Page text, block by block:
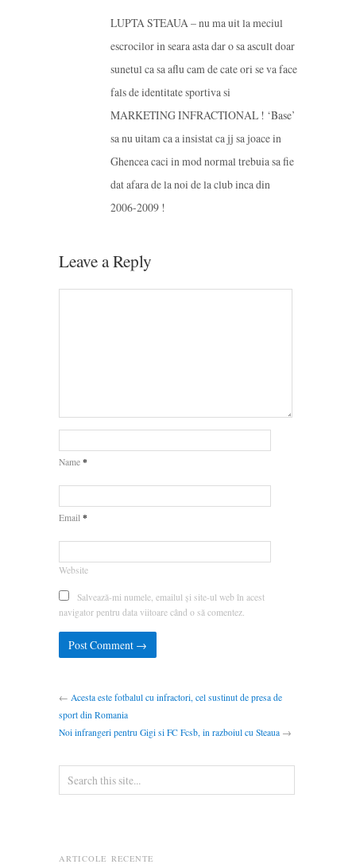
LUPTA STEAUA – nu ma uit la meciul
escrocilor in seara asta dar o sa ascult doar
sunetul ca sa aflu cam de cate ori se va face
fals de identitate sportiva si
MARKETING INFRACTIONAL ! ‘Base’
sa nu uitam ca a insistat ca jj sa joace in
Ghencea caci in mod normal trebuia sa fie
dat afara de la noi de la club inca din
2006-2009 !
Leave a Reply
Name *
Email *
Website
Salvează-mi numele, emailul și site-ul web în acest
navigator pentru data viitoare când o să comentez.
← Acesta este fotbalul cu infractori, cel sustinut de presa de
sport din Romania
Noi infrangeri pentru Gigi si FC Fcsb, in razboiul cu Steaua →
ARTICOLE RECENTE